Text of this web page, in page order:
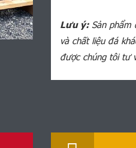
Lưu ý:Sản phẩm
và chất liệu đá
được chúng tôi tư